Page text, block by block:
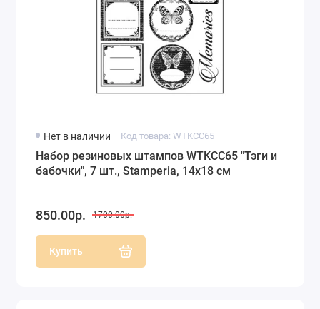
Нет в наличии Код товара: WTKCC65
Набор резиновых штампов WTKCC65 "Тэги и
бабочки", 7 шт., Stamperia, 14х18 см
850.00р. 1700.00р.
Купить